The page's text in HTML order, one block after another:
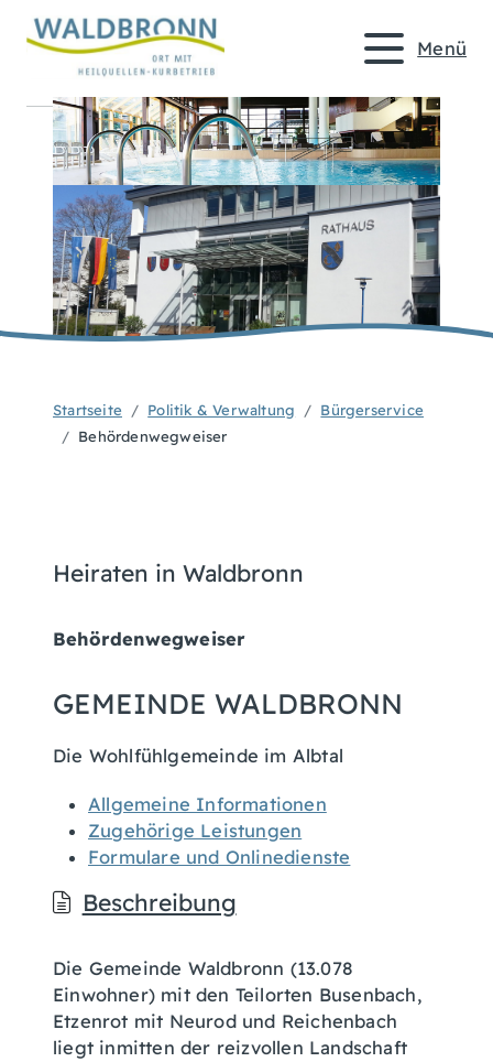
Menü
Startseite Politik & Verwaltung
Bürgerservice
Behördenwegweiser
Heiraten in Waldbronn
Behördenwegweiser
GEMEINDE WALDBRONN
Die Wohlfühlgemeinde im Albtal
Allgemeine Informationen
Zugehörige Leistungen
Formulare und Onlinedienste
Beschreibung
Die Gemeinde Waldbronn (13.078
Einwohner) mit den Teilorten Busenbach,
Etzenrot mit Neurod und Reichenbach
liegt inmitten der reizvollen Landschaft